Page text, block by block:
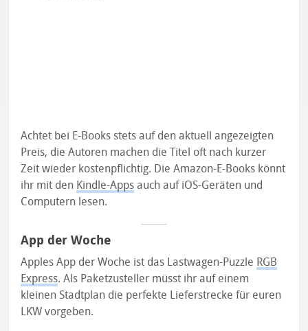
Achtet bei E-Books stets auf den aktuell angezeigten
Preis, die Autoren machen die Titel oft nach kurzer
Zeit wieder kostenpflichtig. Die Amazon-E-Books könnt
ihr mit den Kindle-Apps auch auf iOS-Geräten und
Computern lesen.
App der Woche
Apples App der Woche ist das Lastwagen-Puzzle RGB
Express. Als Paketzusteller müsst ihr auf einem
kleinen Stadtplan die perfekte Lieferstrecke für euren
LKW vorgeben.